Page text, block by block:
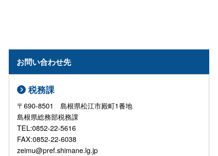
お問い合わせ先
税務課
〒690-8501 島根県松江市殿町1番地
島根県総務部税務課
TEL:0852-22-5616
FAX:0852-22-6038
zeimu@pref.shimane.lg.jp